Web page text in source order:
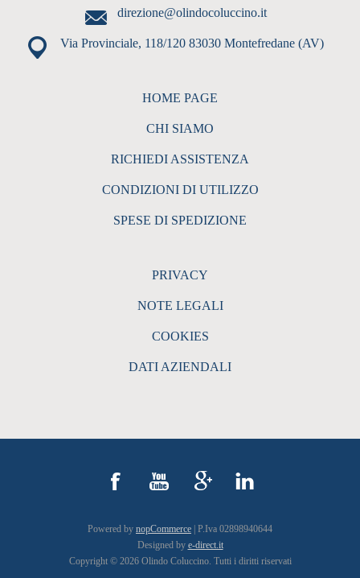
direzione@olindocoluccino.it
Via Provinciale, 118/120 83030 Montefredane (AV)
HOME PAGE
CHI SIAMO
RICHIEDI ASSISTENZA
CONDIZIONI DI UTILIZZO
SPESE DI SPEDIZIONE
PRIVACY
NOTE LEGALI
COOKIES
DATI AZIENDALI
Powered by nopCommerce | P.Iva 02898940644
Designed by e-direct.it
Copyright © 2026 Olindo Coluccino. Tutti i diritti riservati